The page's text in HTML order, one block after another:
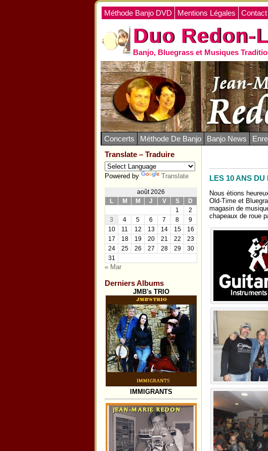
Méthode Banjo DVD Mentions Légales Contact
Duo Redon-
Banjo, Bluegrass et Musiques
Concerts Méthode De Banjo Banjo News
Translate – Traduire
Powered by Translate
août 2026
L
M M J V S
D
1
2
3
4 5 6 7 8
9
10
11 12 13 14 15
16
17
18 19 20 21 22
23
24
25 26 27 28 29
30
31
« Mar
Derniers Albums
JMB's TRIO
IMMIGRANTS
LES 10 ANS
Nous étions
Old-Time et
magasin de
chapeaux de roue